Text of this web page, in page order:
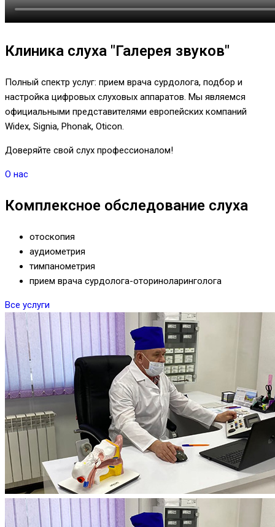
Клиника слуха "Галерея звуков"
Полный спектр услуг: прием врача сурдолога, подбор и
настройка цифровых слуховых аппаратов. Мы являемся
официальными представителями европейских компаний
Widex, Signia, Phonak, Oticon.
Доверяйте свой слух профессионалом!
О нас
Комплексное обследование слуха
отоскопия
аудиометрия
тимпанометрия
прием врача сурдолога-оториноларинголога
Все услуги